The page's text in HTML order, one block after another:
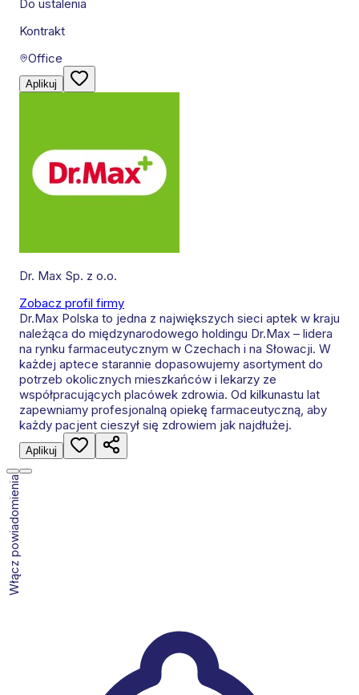
Do ustalenia
Kontrakt
Office
Aplikuj
Dr. Max Sp. z o.o.
Zobacz profil firmy
Dr.Max Polska to jedna z największych sieci aptek w kraju
należąca do międzynarodowego holdingu Dr.Max – lidera
na rynku farmaceutycznym w Czechach i na Słowacji. W
każdej aptece starannie dopasowujemy asortyment do
potrzeb okolicznych mieszkańców i lekarzy ze
współpracujących placówek zdrowia. Od kilkunastu lat
zapewniamy profesjonalną opiekę farmaceutyczną, aby
każdy pacjent cieszył się zdrowiem jak najdłużej.
Aplikuj
Włącz powiadomienia